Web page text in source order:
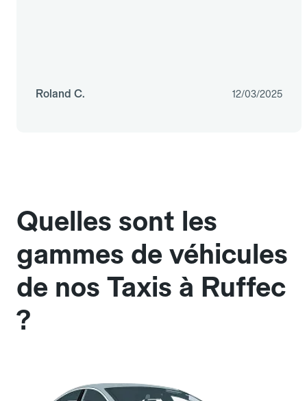
Roland C. 12/03/2025
Quelles sont les
gammes de véhicules
de nos Taxis à Ruffec
?